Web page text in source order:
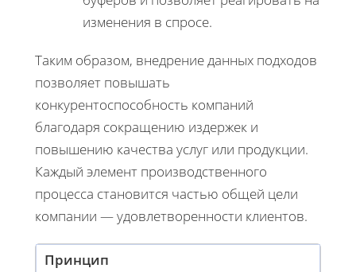
изменения в спросе.
Таким образом, внедрение данных подходов
позволяет повышать
конкурентоспособность компаний
благодаря сокращению издержек и
повышению качества услуг или продукции.
Каждый элемент производственного
процесса становится частью общей цели
компании — удовлетворенности клиентов.
Принцип